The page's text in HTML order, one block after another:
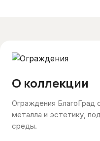
О коллекции
Ограждения БлагоГрад
металла и эстетику,
среды.